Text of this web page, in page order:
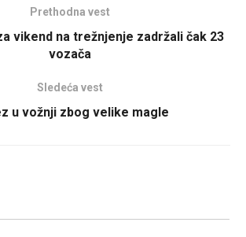
Prethodna vest
vikend na trežnjenje zadržali čak 23
vozača
Sledeća vest
u vožnji zbog velike magle